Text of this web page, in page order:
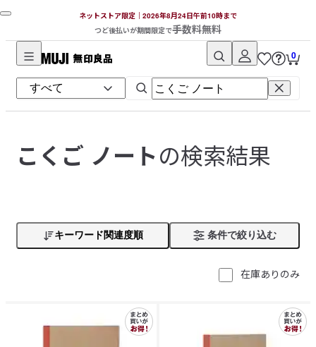
ネットストア限定｜2026年8月24日午前10時まで
つど後払いが期間限定で手数料無料
無
印
良
ネ
ッ
ア
0
こくご ノートの検索結果
キーワード関連度順 条件で絞り込む
在庫ありのみ